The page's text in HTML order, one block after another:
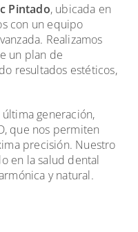
Pintado, ubicada en
con un equipo
Realizamos
un plan de
resultados estéticos,
generación,
que nos permiten
precisión. Nuestro
en la salud dental
y natural.